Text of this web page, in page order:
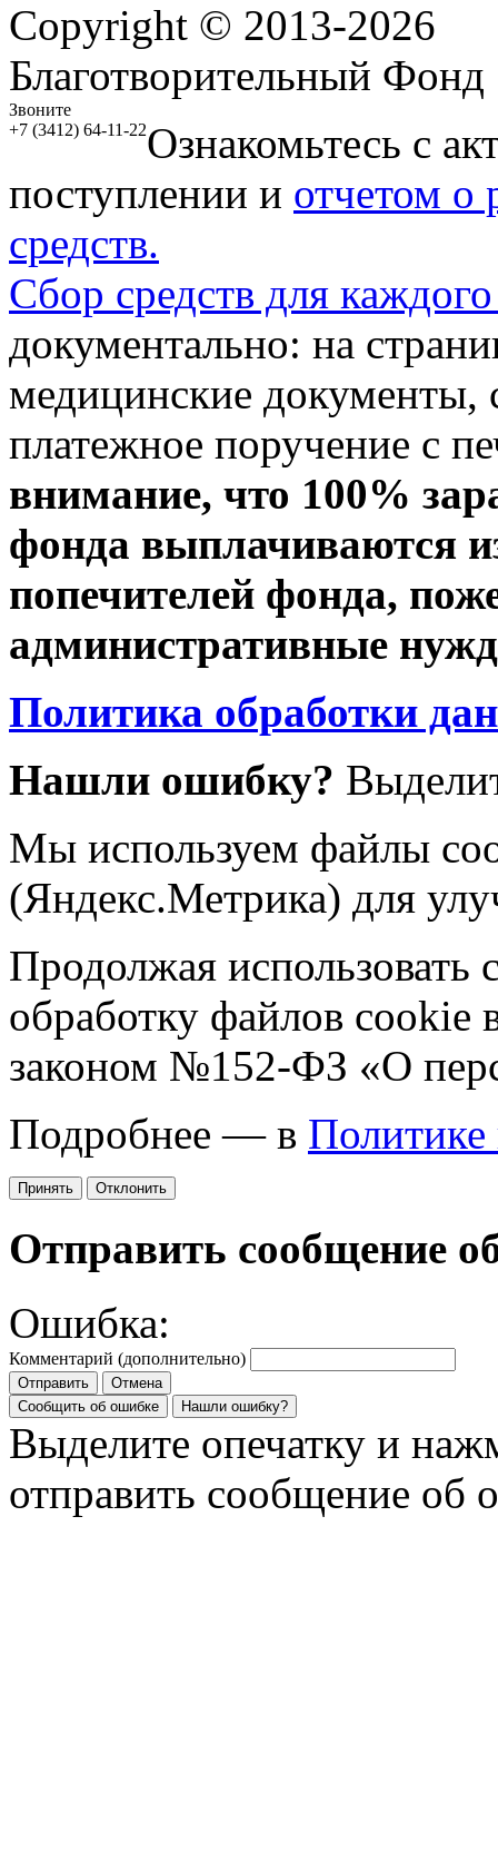
Copyright © 2013-2026
Благотворительный
Звоните
+7 (3412) 64-11-22Ознакомьтесь с
поступлении и отчетом о
средств.
Сбор средств для
документально: на
медицинские документы,
платежное поручение с
внимание, что 100%
фонда выплачиваются
попечителей фонда,
административные
Политика обработки
Нашли ошибку?
Мы используем файлы
(Яндекс.Метрика) для
Продолжая использовать
обработку файлов cookie
законом №152-ФЗ «О
Подробнее — в Политике
Принять Отклонить
Отправить сообщение
Ошибка:
Комментарий (дополнительно)
Отправить
Отмена
Сообщить об ошибке
Нашли ошибку?
Выделите опечатку и
отправить сообщение об